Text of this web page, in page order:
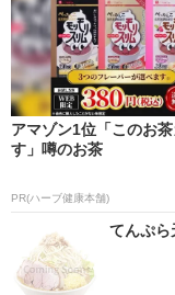
アマゾン1位「このお
す」噂のお茶
PR(ハーブ健康本舗)
てんぷら